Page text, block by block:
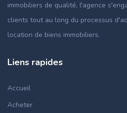
immobiliers de qualité, l'agence
clients tout au long du processus
location de biens immobiliers.
Liens rapides
Accueil
Acheter